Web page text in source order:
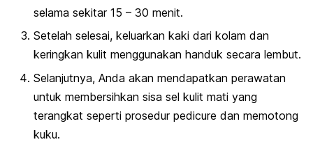
selama sekitar 15 – 30 menit.
Setelah selesai, keluarkan kaki dari kolam dan
keringkan kulit menggunakan handuk secara lembut.
Selanjutnya, Anda akan mendapatkan perawatan
untuk membersihkan sisa sel kulit mati yang
terangkat seperti prosedur pedicure dan memotong
kuku.